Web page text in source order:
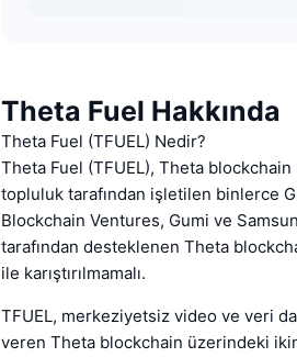
Theta Fuel Hakkında
Theta Fuel (TFUEL) Nedir?
Theta Fuel (TFUEL), Theta
topluluk tarafından işletilen binlerce
Blockchain Ventures, Gumi ve
tarafından desteklenen Theta
ile karıştırılmamalı.
TFUEL, merkeziyetsiz video ve veri
veren Theta blockchain üzerindeki